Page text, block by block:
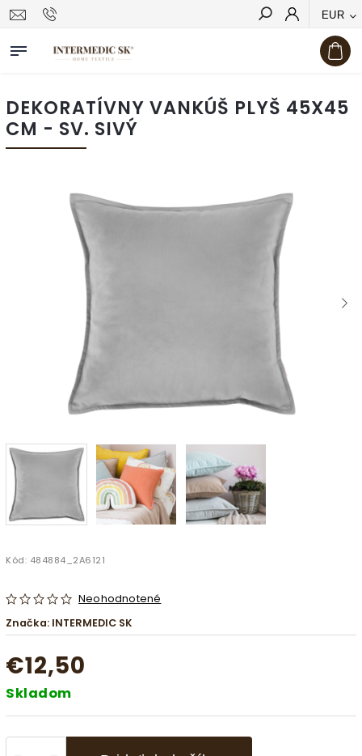
EUR
Hľadať
DEKORATÍVNY VANKÚŠ PLYŠ 45X45
CM - SV. SIVÝ
Kód: 484884_2A6121
Neohodnotené
Značka: INTERMEDIC SK
€12,50
Skladom